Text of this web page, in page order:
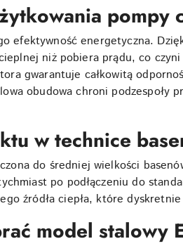
pompy
efektywność energetyczna.
niż pobiera prądu, co
gwarantuje całkowitą
obudowa chroni podzespoły
w technice
do średniej wielkości
po podłączeniu do
źródła ciepła, które
model stalowy